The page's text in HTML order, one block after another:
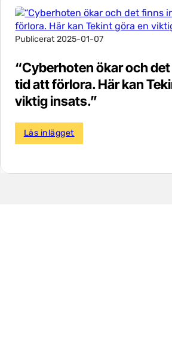
Publicerat 2025-01-07
“Cyberhoten ökar och
tid att förlora. Här kan
viktig insats.”
Läs inlägget